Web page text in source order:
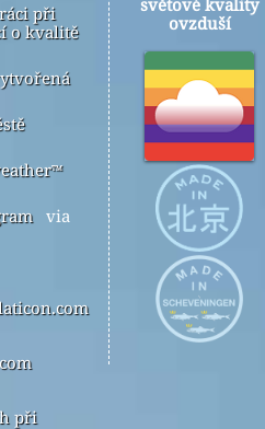
při
o kvalitě
via
při
ovzduší